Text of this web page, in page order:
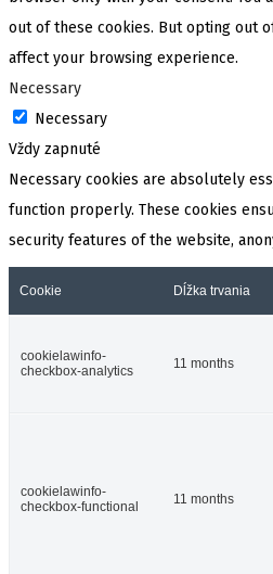
out of these cookies. But opting out
affect your browsing experience.
Necessary
Necessary
Vždy zapnuté
Necessary cookies are absolutely
function properly. These cookies
security features of the website,
Cookie Dĺžka trvania
cookielawinfo-
checkbox-analytics
11 months
cookielawinfo-
checkbox-functional
11 months